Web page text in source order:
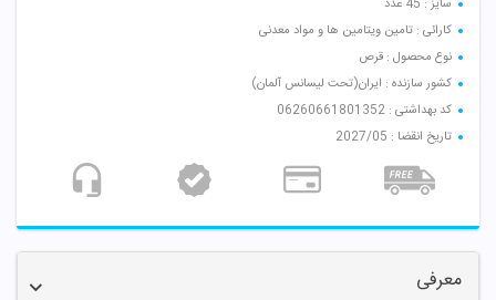
کارائی : تامین ویتامین ها و مواد معدنی
نوع محصول : قرص
کشور سازنده : ایران(تحت لیسانس آلمان)
کد بهداشتی : 06260661801352
تاریخ انقضا : 2027/05
معرفی